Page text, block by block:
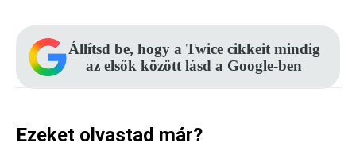
Állítsd be, hogy a Twice cikkeit mindig
az elsők között lásd a Google-ben
Ezeket olvastad már?